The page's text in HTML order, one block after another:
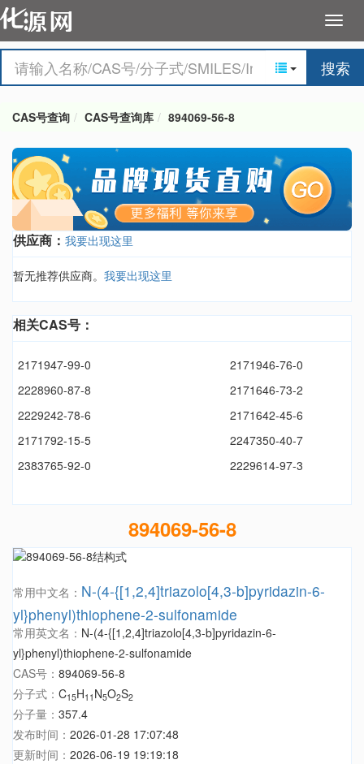
搜索
CAS号查询 CAS号查询库 894069-56-8
供应商： 我要出现这里
暂无推荐供应商。 我要出现这里
相关CAS号：
2171947-99-0
2171946-76-0
2228960-87-8
2171646-73-2
2229242-78-6
2171642-45-6
2171792-15-5
2247350-40-7
2383765-92-0
2229614-97-3
894069-56-8
常用中文名： N-(4-{[1,2,4]triazolo[4,3-b]pyridazin-6-
yl}phenyl)thiophene-2-sulfonamide
常用英文名： N-(4-{[1,2,4]triazolo[4,3-b]pyridazin-6-
yl}phenyl)thiophene-2-sulfonamide
CAS号： 894069-56-8
分子式： C15H11 N5O2S2
分子量： 357.4
发布时间： 2026-01-28 17:07:48
更新时间： 2026-06-19 19:19:18